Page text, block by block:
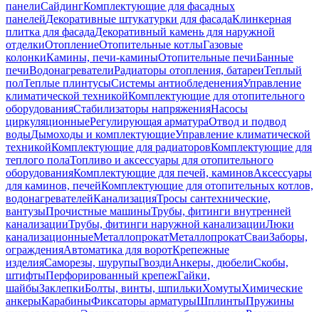
панелиСайдингКомплектующие для фасадных
панелейДекоративные штукатурки для фасадаКлинкерная
плитка для фасадаДекоративный камень для наружной
отделкиОтоплениеОтопительные котлыГазовые
колонкиКамины, печи-каминыОтопительные печиБанные
печиВодонагревателиРадиаторы отопления, батареиТеплый
полТеплые плинтусыСистемы антиобледененияУправление
климатической техникойКомплектующие для отопительного
оборудованияСтабилизаторы напряженияНасосы
циркуляционныеРегулирующая арматураОтвод и подвод
водыДымоходы и комплектующиеУправление климатической
техникойКомплектующие для радиаторовКомплектующие для
теплого полаТопливо и аксессуары для отопительного
оборудованияКомплектующие для печей, каминовАксессуары
для каминов, печейКомплектующие для отопительных котлов,
водонагревателейКанализацияТросы сантехнические,
вантузыПрочистные машиныТрубы, фитинги внутренней
канализацииТрубы, фитинги наружной канализацииЛюки
канализационныеМеталлопрокатМеталлопрокатСваиЗаборы,
огражденияАвтоматика для воротКрепежные
изделияСаморезы, шурупыГвоздиАнкеры, дюбелиСкобы,
штифтыПерфорированный крепежГайки,
шайбыЗаклепкиБолты, винты, шпилькиХомутыХимические
анкерыКарабиныФиксаторы арматурыШплинтыПружины